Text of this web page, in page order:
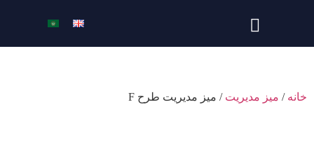
خانه / میز مدیریت / میز مدیریت طرح F